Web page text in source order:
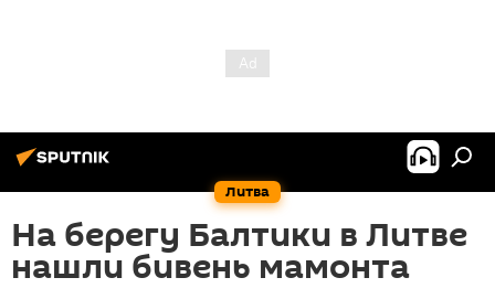
Литва
На берегу Балтики в Литве
нашли бивень мамонта